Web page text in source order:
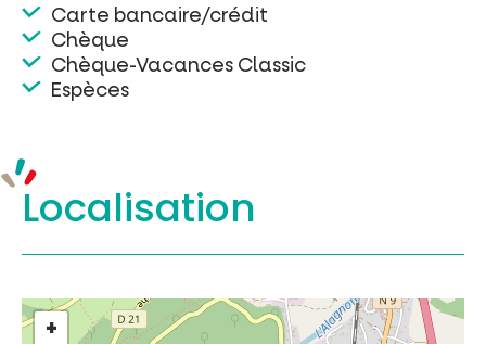
Carte bancaire/crédit
Chèque
Chèque-Vacances Classic
Espèces
Localisation
+